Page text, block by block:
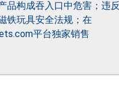
品构成吞入口中危害；违反
铁玩具安全法规；在
平台独家销售